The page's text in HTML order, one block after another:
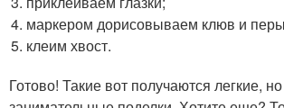
маркером дорисовываем клюв и
клеим хвост.
Готово! Такие вот получаются легкие,